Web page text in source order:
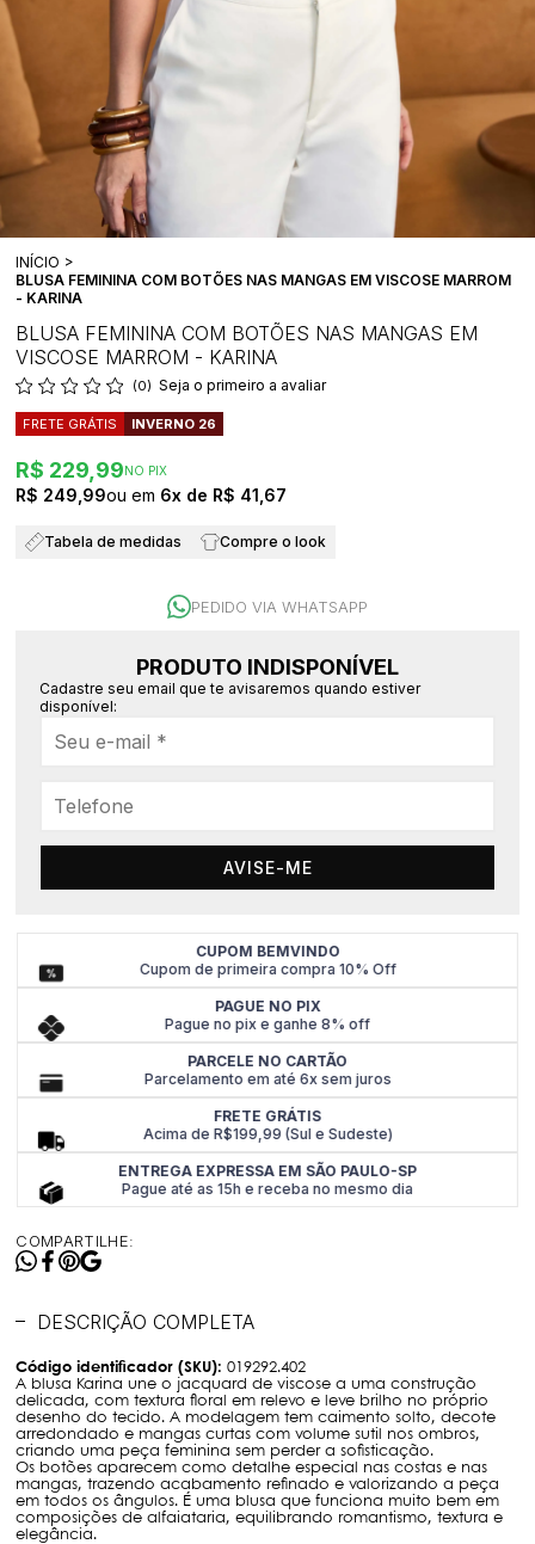
INÍCIO
BLUSA FEMININA COM BOTÕES NAS MANGAS EM VISCOSE MARROM
- KARINA
BLUSA FEMININA COM BOTÕES NAS MANGAS EM
VISCOSE MARROM - KARINA
(0) Seja o primeiro a avaliar
FRETE GRÁTIS INVERNO 26
R$ 229,99NO PIX
R$ 249,99 6x R$ 41,67
Tabela de medidas Compre o look
PEDIDO VIA WHATSAPP
PRODUTO INDISPONÍVEL
Cadastre seu email que te avisaremos quando estiver
disponível:
AVISE-ME
CUPOM BEMVINDO
Cupom de primeira compra 10% Off
PAGUE NO PIX
Pague no pix e ganhe 8% off
PARCELE NO CARTÃO
Parcelamento em até 6x sem juros
FRETE GRÁTIS
Acima de R$199,99 (Sul e Sudeste)
ENTREGA EXPRESSA EM SÃO PAULO-SP
Pague até as 15h e receba no mesmo dia
COMPARTILHE:
DESCRIÇÃO COMPLETA
Código identificador (SKU): 019292.402
A blusa Karina une o jacquard de viscose a uma construção
delicada, com textura floral em relevo e leve brilho no próprio
desenho do tecido. A modelagem tem caimento solto, decote
arredondado e mangas curtas com volume sutil nos ombros,
criando uma peça feminina sem perder a sofisticação.
Os botões aparecem como detalhe especial nas costas e nas
mangas, trazendo acabamento refinado e valorizando a peça
em todos os ângulos. É uma blusa que funciona muito bem em
composições de alfaiataria, equilibrando romantismo, textura e
elegância.